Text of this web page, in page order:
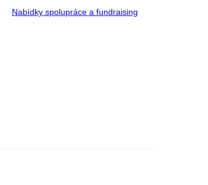
Nabídky spolupráce a fundraising